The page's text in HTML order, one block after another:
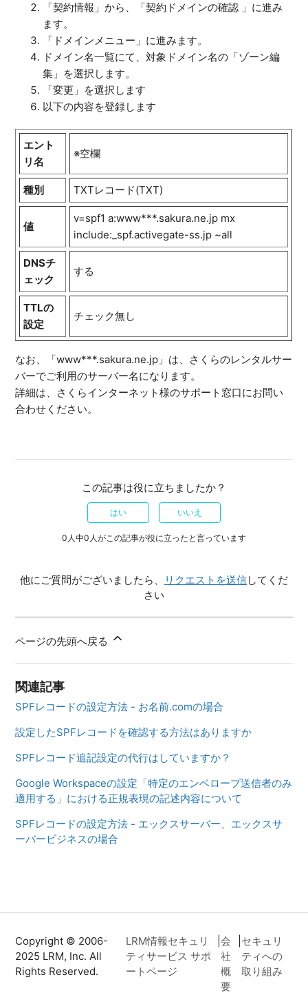
「契約情報」から、「契約ドメインの確認 」に進み
ます。
「ドメインメニュー」に進みます。
ドメイン名一覧にて、対象ドメイン名の「ゾーン編
集」を選択します。
「変更」を選択します
以下の内容を登録します
エント
リ名
※空欄
種別 TXTレコード(TXT)
値
v=spf1 a:www***.sakura.ne.jp mx
include:_spf.activegate-ss.jp ~all
DNSチ
ェック
する
TTLの
設定
チェック無し
なお、「www***.sakura.ne.jp」は、さくらのレンタルサー
バーでご利用のサーバー名になります。
詳細は、さくらインターネット様のサポート窓口にお問い
合わせください。
この記事は役に立ちましたか？
はい いいえ
0人中0人がこの記事が役に立ったと言っています
他にご質問がございましたら、 リクエストを送信してくだ
さい
ページの先頭へ戻る
関連記事
SPFレコードの設定方法 - お名前.comの場合
設定したSPFレコードを確認する方法はありますか
SPFレコード追記設定の代行はしていますか？
Google Workspaceの設定「特定のエンベロープ送信者のみ
適用する」における正規表現の記述内容について
SPFレコードの設定方法 - エックスサーバー、エックスサ
ーバービジネスの場合
Copyright © 2006-
2025 LRM, Inc. All
Rights Reserved.
LRM情報セキュリ
ティサービス サポ
ートページ
会
社
概
要
セキュリ
ティへの
取り組み